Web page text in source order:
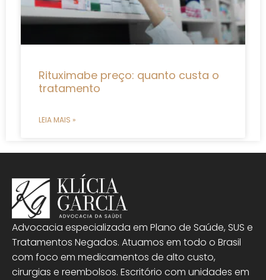
Rituximabe preço: quanto custa o
tratamento
LEIA MAIS »
Advocacia especializada em Plano de Saúde, SUS e
Tratamentos Negados. Atuamos em todo o Brasil
com foco em medicamentos de alto custo,
cirurgias e reembolsos. Escritório com unidades em